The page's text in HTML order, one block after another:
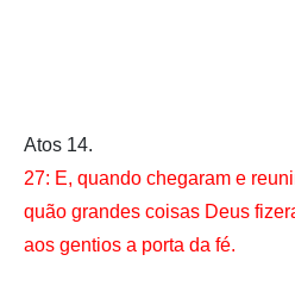
Atos 14.
27: E, quando chegaram e
quão grandes coisas Deus
aos gentios a porta da fé.